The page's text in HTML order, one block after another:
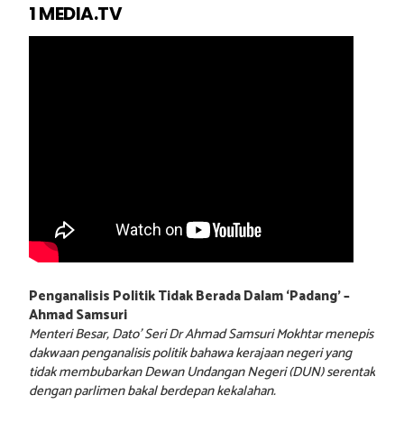
1 MEDIA.TV
Penganalisis Politik Tidak Berada Dalam ‘Padang’ –
Ahmad Samsuri
Menteri Besar, Dato’ Seri Dr Ahmad Samsuri Mokhtar menepis
dakwaan penganalisis politik bahawa kerajaan negeri yang
tidak membubarkan Dewan Undangan Negeri (DUN) serentak
dengan parlimen bakal berdepan kekalahan.